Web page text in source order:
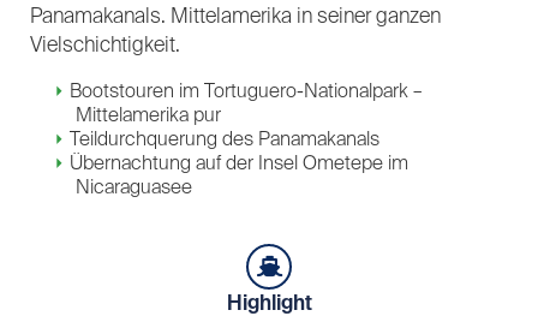
Panamakanals. Mittelamerika in seiner ganzen
Vielschichtigkeit.
Bootstouren im Tortuguero-Nationalpark –
Mittelamerika pur
Teildurchquerung des Panamakanals
Übernachtung auf der Insel Ometepe im
Nicaraguasee
Highlight